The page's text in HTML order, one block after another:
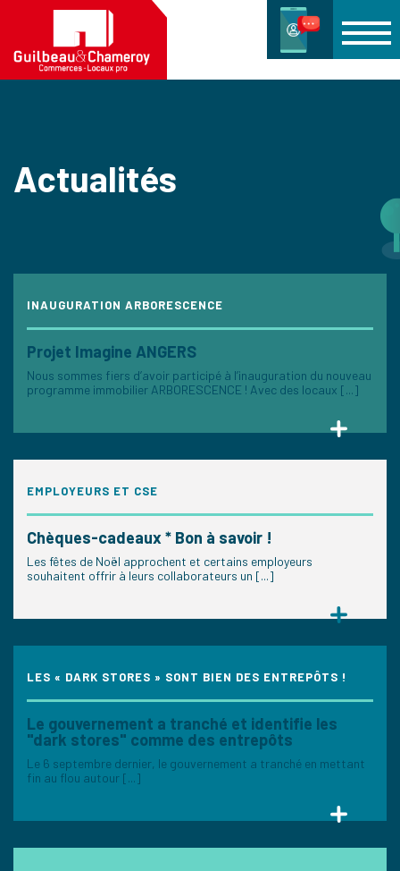
Actualités
INAUGURATION ARBORESCENCE
Projet Imagine ANGERS
Nous sommes fiers d’avoir participé à l’inauguration du nouveau
programme immobilier ARBORESCENCE ! Avec des locaux [...]
EMPLOYEURS ET CSE
Chèques-cadeaux * Bon à savoir !
Les fêtes de Noël approchent et certains employeurs
souhaitent offrir à leurs collaborateurs un [...]
LES « DARK STORES » SONT BIEN DES ENTREPÔTS !
Le gouvernement a tranché et identifie les
"dark stores" comme des entrepôts
Le 6 septembre dernier, le gouvernement a tranché en mettant
fin au flou autour [...]